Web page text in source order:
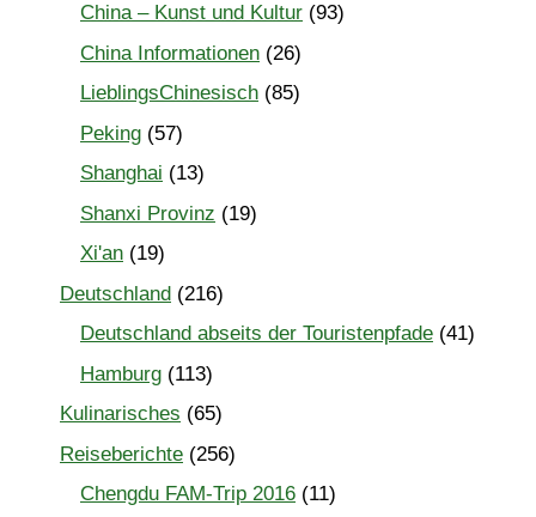
China – Kunst und Kultur (93)
China Informationen (26)
LieblingsChinesisch (85)
Peking (57)
Shanghai (13)
Shanxi Provinz (19)
Xi'an (19)
Deutschland (216)
Deutschland abseits der Touristenpfade (41)
Hamburg (113)
Kulinarisches (65)
Reiseberichte (256)
Chengdu FAM-Trip 2016 (11)